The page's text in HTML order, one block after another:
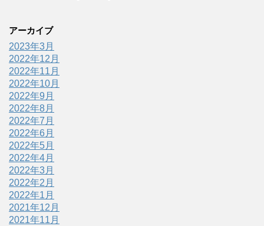
アーカイブ
2023年3月
2022年12月
2022年11月
2022年10月
2022年9月
2022年8月
2022年7月
2022年6月
2022年5月
2022年4月
2022年3月
2022年2月
2022年1月
2021年12月
2021年11月